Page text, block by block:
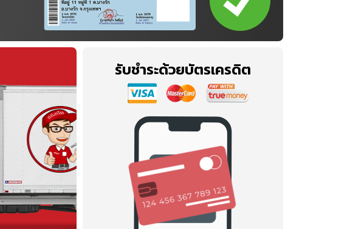
รับชำระด้วยบัตรเครดิต